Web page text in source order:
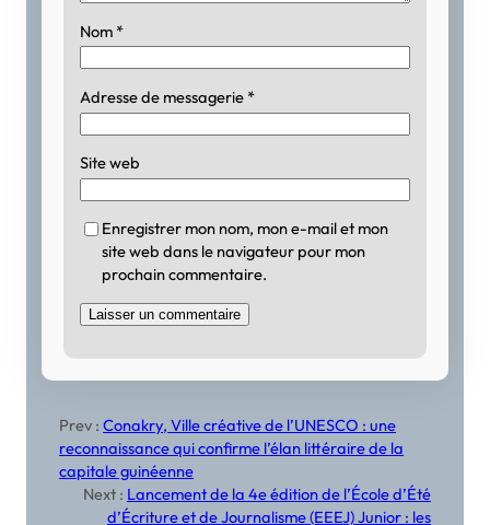
Nom *
Adresse de messagerie *
Site web
Enregistrer mon nom, mon e-mail et mon
site web dans le navigateur pour mon
prochain commentaire.
Prev :Conakry, Ville créative de l’UNESCO : une
reconnaissance qui confirme l’élan littéraire de la
capitale guinéenne
Next : Lancement de la 4e édition de l’École d’Été
d’Écriture et de Journalisme (EEEJ) Junior : les